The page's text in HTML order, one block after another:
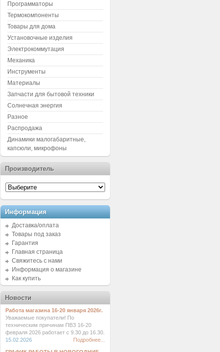
Программаторы
Термокомпоненты
Товары для дома
Установочные изделия
Электрокоммутация
Механика
Инструменты
Материалы
Запчасти для бытовой техники
Солнечная энергия
Разное
Распродажа
Динамики малогабаритные,
капсюли, микрофоны
Производитель
Информация
Доставка/оплата
Товары под заказ
Гарантия
Главная страница
Свяжитесь с нами
Информация о магазине
Как купить
Новости
Работа магазина 16-20 января 2026г.
Уважаемые покупатели! По
техническим причинам ПВЗ 16-20
февраля 2026 работает с 9.30 до 16.30.
15.02.2026
Подробнее...